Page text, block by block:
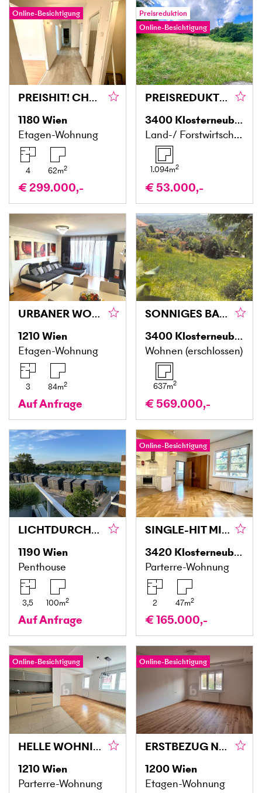
Online-Besichtigung
PREISHIT! CHARMANT & BESTLAGE MIT POTENZIAL
1180Wien
Etagen-Wohnung
4 62m2
€ 299.000,-
Preisreduktion
Online-Besichtigung
PREISREDUKTION! TRAUMHAFTES GRÜNLAND
3400 Klosterneuburg
Land-/ Forstwirtschaft
1.094m2
€ 53.000,-
URBANER WOHNTRAUM MIT WEITBLICK
1210Wien
Etagen-Wohnung
3 84m2
Auf Anfrage
SONNIGES BAUGRUNDSTÜCK IN SÜDLAGE AM ÖLBERG MIT FERNBLICK
3400 Klosterneuburg
Wohnen (erschlossen)
637m2
€ 569.000,-
LICHTDURCHFLUTETER WOHNJUWEL MIT BADESTRAND
1190Wien
Penthouse
3,5 100m2
Auf Anfrage
Online-Besichtigung
SINGLE-HIT MIT PERFEKTER VERKEHRSANBINDUNG
3420 Klosterneuburg
Parterre-Wohnung
2 47m2
€ 165.000,-
Online-Besichtigung
HELLE WOHNIDYLLE NAHE DER ALTEN DONAU
1210Wien
Parterre-Wohnung
Online-Besichtigung
ERSTBEZUG NACH KERNSANIERUNG - AUGARTEN VOR DER TÜR!
1200Wien
Etagen-Wohnung